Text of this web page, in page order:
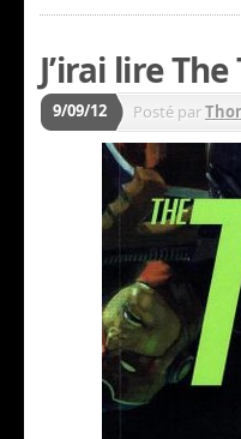
J’irai lire
9/09/12 Posté par